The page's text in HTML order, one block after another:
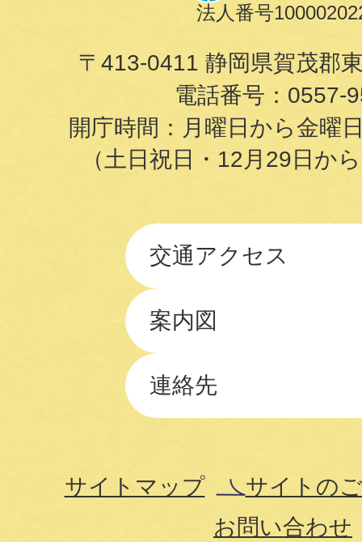
法人番号
〒413-0411 静岡県賀茂郡
電話番号： 0557-
開庁時間：月曜日から金曜
（土日祝日・12月29日か
交通アクセス
案内図
連絡先
サイトマップ
サイトの
お問い合わせ